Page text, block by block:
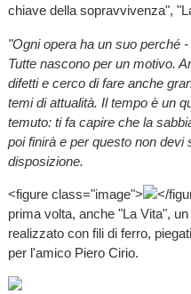
chiave della sopravvivenza",
"Ogni opera ha un suo perché -
Tutte nascono per un motivo.
difetti e cerco di fare anche
temi di attualità. Il tempo è un
temuto: ti fa capire che la
poi finirà e per questo non devi
disposizione.
<figure class="image">
</
prima volta, anche "La Vita",
realizzato con fili di ferro,
per l'amico Piero Cirio.